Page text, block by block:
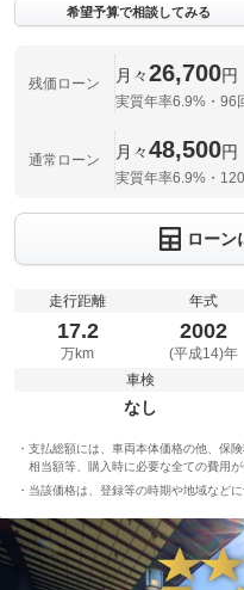
希望予算で相談してみる
残価ローン 月々26,700円
実質年率6.9%・96
通常ローン 月々48,500円
実質年率6.9%・
ローン
走行距離
17.2
万km
年式
2002
(平成14)年
車検
なし
支払総額には、車両本体価格の他、保
相当額等、購入時に必要な全ての費用が
当該価格は、登録等の時期や地域など